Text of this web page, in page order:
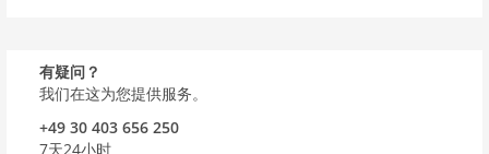
有疑问？
我们在这为您提供服务。
+49 30 403 656 250
7天24小时